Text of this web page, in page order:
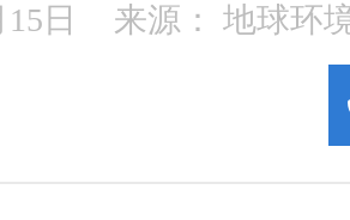
日 来源： 地球环